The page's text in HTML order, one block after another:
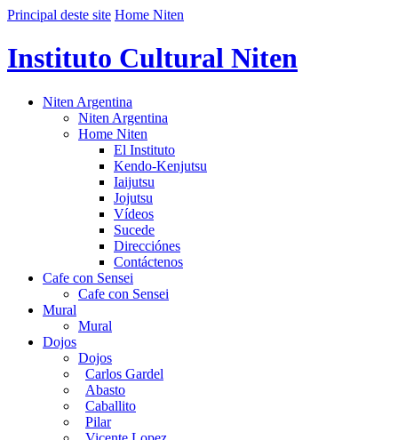
Principal deste site Home Niten
Instituto Cultural Niten
Niten Argentina
Niten Argentina
Home Niten
El Instituto
Kendo-Kenjutsu
Iaijutsu
Jojutsu
Vídeos
Sucede
Direcciónes
Contáctenos
Cafe con Sensei
Cafe con Sensei
Mural
Mural
Dojos
Dojos
Carlos Gardel
Abasto
Caballito
Pilar